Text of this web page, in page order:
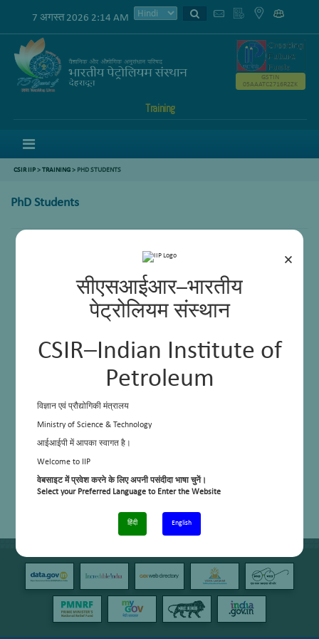
×
सीएसआईआर–भारतीय
पेट्रोलियम संस्थान
CSIR–Indian Institute of
Petroleum
विज्ञान एवं प्रौद्योगिकी मंत्रालय
Ministry of Science & Technology
आईआईपी में आपका स्वागत है।
Welcome to IIP
वेबसाइट में प्रवेश करने के लिए अपनी पसंदीदा भाषा चुनें।
Select your Preferred Language to Enter the Website
हिंदी English
7 अगस्त 2026 2:14 AM
Training
GSTIN
05AAATC2716R2ZK
CSIR IIP>TRAINING> PHD STUDENTS
PhD Students